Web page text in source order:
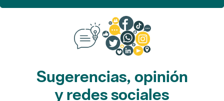
Sugerencias, opinión
y redes sociales